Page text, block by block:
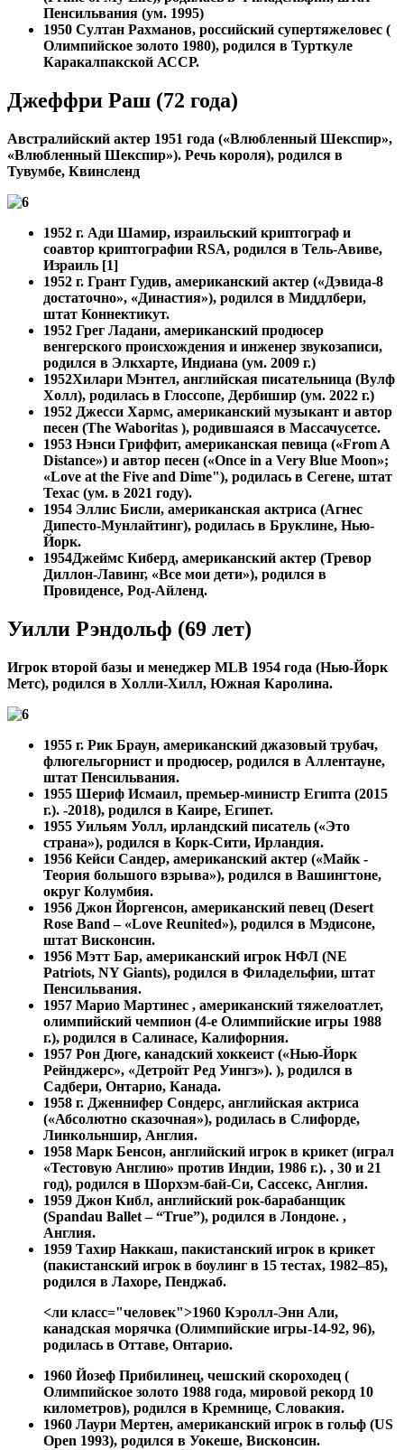
Пенсильвания (ум. 1995)
1950 Султан Рахманов, российский супертяжеловес (
Олимпийское золото 1980), родился в Турткуле
Каракалпакской АССР.
Джеффри Раш (72 года)
Австралийский актер 1951 года («Влюбленный Шекспир»,
«Влюбленный Шекспир»). Речь короля), родился в
Тувумбе, Квинсленд
1952 г. Ади Шамир, израильский криптограф и
соавтор криптографии RSA, родился в Тель-Авиве,
Израиль [1]
1952 г. Грант Гудив, американский актер («Дэвида-8
достаточно», «Династия»), родился в Миддлбери,
штат Коннектикут.
1952 Грег Ладани, американский продюсер
венгерского происхождения и инженер звукозаписи,
родился в Элкхарте, Индиана (ум. 2009 г.)
1952Хилари Мэнтел, английская писательница (Вулф
Холл), родилась в Глоссопе, Дербишир (ум. 2022 г.)
1952 Джесси Хармс, американский музыкант и автор
песен (The Waboritas ), родившаяся в Массачусетсе.
1953 Нэнси Гриффит, американская певица («From A
Distance») и автор песен («Once in a Very Blue Moon»;
«Love at the Five and Dime"), родилась в Сегене, штат
Техас (ум. в 2021 году).
1954 Эллис Бисли, американская актриса (Агнес
Дипесто-Мунлайтинг), родилась в Бруклине, Нью-
Йорк.
1954Джеймс Киберд, американский актер (Тревор
Диллон-Лавинг, «Все мои дети»), родился в
Провиденсе, Род-Айленд.
Уилли Рэндольф (69 лет)
Игрок второй базы и менеджер MLB 1954 года (Нью-Йорк
Метс), родился в Холли-Хилл, Южная Каролина.
1955 г. Рик Браун, американский джазовый трубач,
флюгельгорнист и продюсер, родился в Аллентауне,
штат Пенсильвания.
1955 Шериф Исмаил, премьер-министр Египта (2015
г.). -2018), родился в Каире, Египет.
1955 Уильям Уолл, ирландский писатель («Это
страна»), родился в Корк-Сити, Ирландия.
1956 Кейси Сандер, американский актер («Майк -
Теория большого взрыва»), родился в Вашингтоне,
округ Колумбия.
1956 Джон Йоргенсон, американский певец (Desert
Rose Band – «Love Reunited»), родился в Мэдисоне,
штат Висконсин.
1956 Мэтт Бар, американский игрок НФЛ (NE
Patriots, NY Giants), родился в Филадельфии, штат
Пенсильвания.
1957 Марио Мартинес , американский тяжелоатлет,
олимпийский чемпион (4-е Олимпийские игры 1988
г.), родился в Салинасе, Калифорния.
1957 Рон Дюге, канадский хоккеист («Нью-Йорк
Рейнджерс», «Детройт Ред Уингз»). ), родился в
Садбери, Онтарио, Канада.
1958 г. Дженнифер Сондерс, английская актриса
(«Абсолютно сказочная»), родилась в Слифорде,
Линкольншир, Англия.
1958 Марк Бенсон, английский игрок в крикет (играл
«Тестовую Англию» против Индии, 1986 г.). , 30 и 21
год), родился в Шорхэм-бай-Си, Сассекс, Англия.
1959 Джон Кибл, английский рок-барабанщик
(Spandau Ballet – “True”), родился в Лондоне. ,
Англия.
1959 Тахир Наккаш, пакистанский игрок в крикет
(пакистанский игрок в боулинг в 15 тестах, 1982–85),
родился в Лахоре, Пенджаб.
<ли класс="человек">1960 Кэролл-Энн Али,
канадская морячка (Олимпийские игры-14-92, 96),
родилась в Оттаве, Онтарио.
1960 Йозеф Прибилинец, чешский скороходец (
Олимпийское золото 1988 года, мировой рекорд 10
километров), родился в Кремнице, Словакия.
1960 Лаури Мертен, американский игрок в гольф (US
Open 1993), родился в Уокеше, Висконсин.